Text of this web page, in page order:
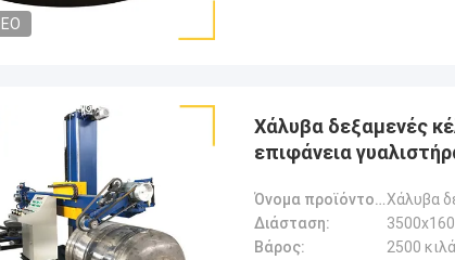
Χάλυβα δεξαμενές
επιφάνεια
Όνομα προϊόντος:
Διάσταση:
Βάρος:
2500 κιλά